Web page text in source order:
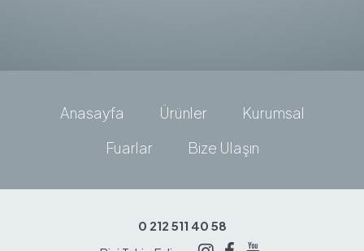
Anasayfa Ürünler
Kurumsal
Fuarlar
Bize Ulaşın
0 212 511 40 58